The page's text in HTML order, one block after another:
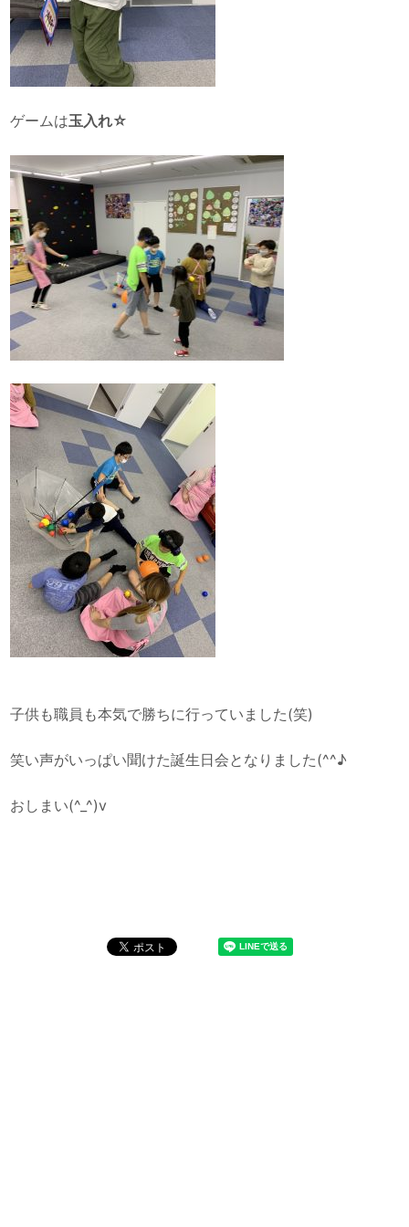
ゲームは玉入れ☆
子供も職員も本気で勝ちに行っていました(笑)
笑い声がいっぱい聞けた誕生日会となりました(^^♪
おしまい(^_^)v